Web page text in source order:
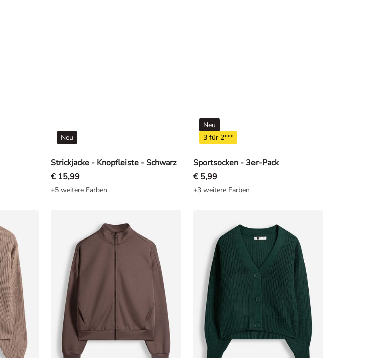
Strickjacke - Knopfleiste - Schwarz
Neu
€ 15,99
+5 weitere Farben
Sportsocken - 3er-Pack
Neu
3 für 2***
€ 5,99
+3 weitere Farben